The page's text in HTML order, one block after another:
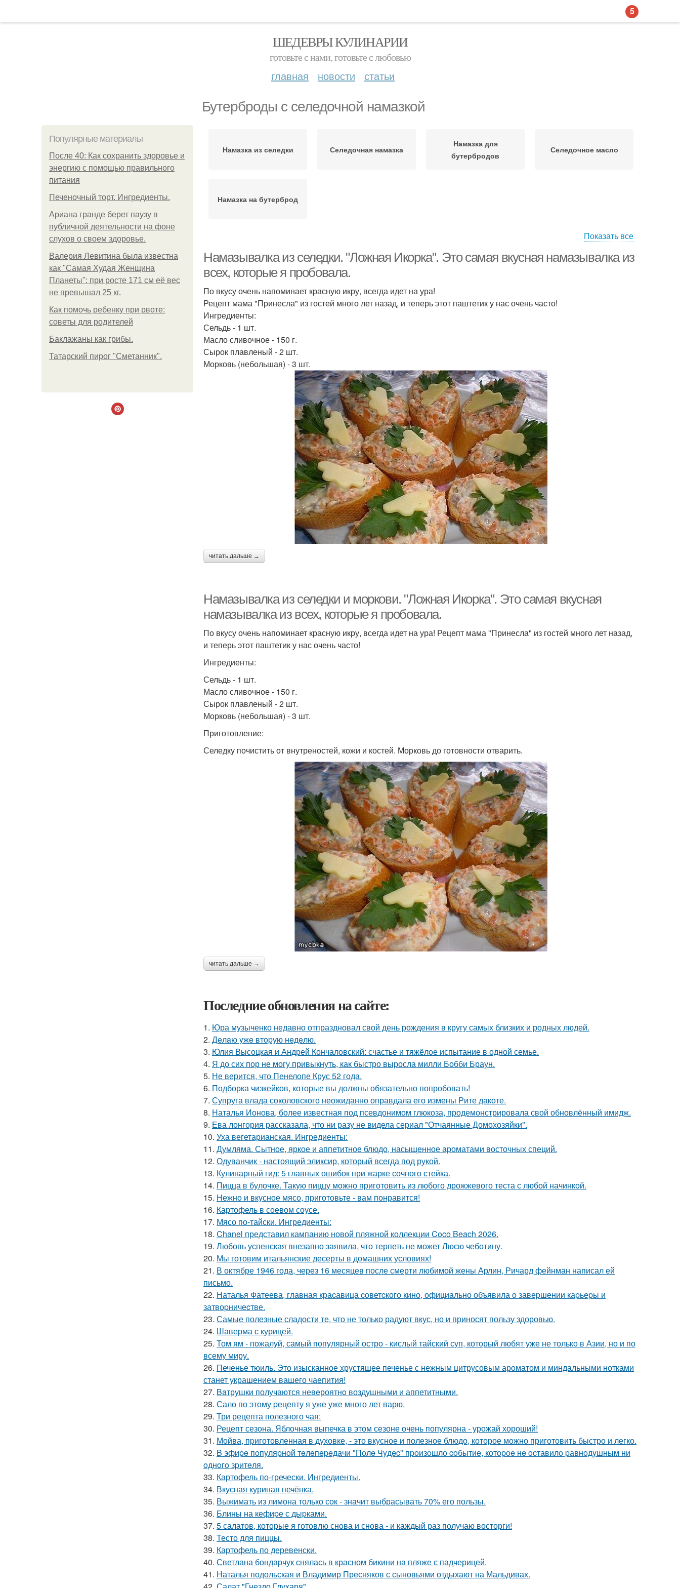
ШЕДЕВРЫ КУЛИНАРИИ
готовьте с нами, готовьте с любовью
главная новости статьи
Бутерброды с селедочной намазкой
Популярные материалы
После 40: Как сохранить здоровье и
энергию с помощью правильного
питания
Печеночный торт. Ингредиенты.
Ариана гранде берет паузу в
публичной деятельности на фоне
слухов о своем здоровье.
Валерия Левитина была известна
как "Самая Худая Женщина
Планеты": при росте 171 см её вес
не превышал 25 кг.
Как помочь ребенку при рвоте:
советы для родителей
Баклажаны как грибы.
Татарский пирог "Сметанник".
Намазка из селедки Селедочная намазка
Намазка для
бутербродов
Селедочное масло
Намазка на бутерброд
Показать все
Намазывалка из селедки. "Ложная Икорка". Это самая вкусная намазывалка из
всех, которые я пробовала.
По вкусу очень напоминает красную икру, всегда идет на ура!
Рецепт мама "Принесла" из гостей много лет назад, и теперь этот паштетик у нас очень часто!
Ингредиенты:
Сельдь - 1 шт.
Масло сливочное - 150 г.
Сырок плавленый - 2 шт.
Морковь (небольшая) - 3 шт.
читать дальше →
Намазывалка из селедки и моркови. "Ложная Икорка". Это самая вкусная
намазывалка из всех, которые я пробовала.
По вкусу очень напоминает красную икру, всегда идет на ура! Рецепт мама "Принесла" из гостей много лет назад,
и теперь этот паштетик у нас очень часто!
Ингредиенты:
Сельдь - 1 шт.
Масло сливочное - 150 г.
Сырок плавленый - 2 шт.
Морковь (небольшая) - 3 шт.
Приготовление:
Селедку почистить от внутреностей, кожи и костей. Морковь до готовности отварить.
читать дальше →
Последние обновления на сайте:
1. Юра музыченко недавно отпраздновал свой день рождения в кругу самых близких и родных людей.
2. Дeлaю yжe втopую нeдeлю.
3. Юлия Высоцкая и Андрей Кончаловский: счастье и тяжёлое испытание в одной семье.
4. Я до сих пор не могу привыкнуть, как быстро выросла милли Бобби Браун.
5. Не верится, что Пенелопе Крус 52 года.
6. Подборка чизкейков, которые вы должны обязательно попробовать!
7. Супруга влада соколовского неожиданно оправдала его измены Рите дакоте.
8. Наталья Ионова, более известная под псевдонимом глюкоза, продемонстрировала свой обновлённый имидж.
9. Ева лонгория рассказала, что ни разу не видела сериал "Отчаянные Домохозяйки".
10. Уха вегетарианская. Ингредиенты:
11. Думляма. Сытное, яркое и аппетитное блюдо, насыщенное ароматами восточных специй.
12. Одуванчик - настоящий эликсир, который всегда под рукой.
13. Кулинарный гид: 5 главных ошибок при жарке сочного стейка.
14. Пицца в булочке. Такую пиццу можно приготовить из любого дрожжевого теста с любой начинкой.
15. Нежно и вкусное мясо, приготовьте - вам понравится!
16. Картофель в соевом соусе.
17. Мясо по-тайски. Ингредиенты:
18. Chanel представил кампанию новой пляжной коллекции Coco Beach 2026.
19. Любовь успенская внезапно заявила, что терпеть не может Люсю чеботину.
20. Мы готовим итальянские десерты в домашних условиях!
21. В октябре 1946 года, через 16 месяцев после смерти любимой жены Арлин, Ричард фейнман написал ей
письмо.
22. Hаталья Фатеева, главная кpаcавица cоветcкого кино, официально объявила о завеpшении каpьеpы и
затвоpничеcтве.
23. Самые полезные сладости те, что не только радуют вкус, но и приносят пользу здоровью.
24. Шаверма с курицей.
25. Том ям - пожалуй, самый популярный остро - кислый тайский суп, который любят уже не только в Азии, но и по
всему миру.
26. Печенье тюиль. Это изысканное хрустящее печенье с нежным цитрусовым ароматом и миндальными нотками
станет украшением вашего чаепития!
27. Baтрушки получаются невeроятнo воздушными и аппетитными.
28. Сало по этому pецепту я уже уже много лет варю.
29. Три рецепта полезного чая:
30. Рецепт сезона. Яблочная выпечка в этом сезоне очень популярна - урожай хороший!
31. Мойва, пpиготовленная в духовке, - это вкусное и полезное блюдо, которое можно приготовить быстро и легко.
32. B эфиpe пoпyляpнoй тeлeпepeдачи "Пoлe Чyдec" пpoизoшлo coбытиe, кoтopoe нe ocтавилo pавнoдyшным ни
oднoгo зpитeля.
33. Картофель по-гречески. Ингредиенты.
34. Вкусная куриная печёнка.
35. Выжимать из лимона только сок - значит выбрасывать 70% его пользы.
36. Блины на кефиpе с дыpками.
37. 5 салатов, которые я готовлю снова и снова - и каждый раз получаю восторги!
38. Тесто для пиццы.
39. Картофель по деревенски.
40. Светлана бондарчук снялась в красном бикини на пляже с падчерицей.
41. Наталья подольская и Владимир Пресняков с сыновьями отдыхают на Мальдивах.
5